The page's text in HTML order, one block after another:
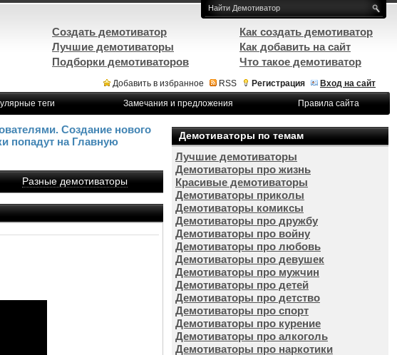
Добавить в избранное RSS Регистрация
Вход на сайт
теги Замечания и предложения Правила сайта
Создание нового
попадут на Главную
Разные демотиваторы
Демотиваторы по темам
Лучшие демотиваторы
Демотиваторы про жизнь
Красивые демотиваторы
Демотиваторы приколы
Демотиваторы комиксы
Демотиваторы про дружбу
Демотиваторы про войну
Демотиваторы про любовь
Демотиваторы про девушек
Демотиваторы про мужчин
Демотиваторы про детей
Демотиваторы про детство
Демотиваторы про спорт
Демотиваторы про курение
Демотиваторы про алкоголь
Демотиваторы про наркотики
Создать демотиватор
Лучшие демотиваторы
Подборки демотиваторов
Как создать демотиватор
Как добавить на сайт
Что такое демотиватор